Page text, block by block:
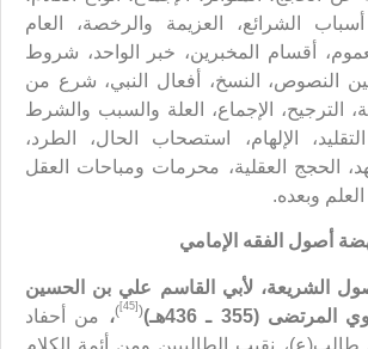
أسباب الشرائع، العزيمة والرخصة، العام
أقسام المخبرين، خبر الواحد، شروط
بين النصوص، النسخ، أفعال النبي، شرع من
الترجيح، الإجماع، العلة والسبب والشرط
الإلهام، استصحاب الحال، الطرد،
الحجج العقلية، محرمات ومباحات العقل
وبعده.
أصول الفقه الإمامي
الشريعة، لأبي القاسم علي بن الحسين
(355 ـ 436هـ)
(
[45]
)، من أحفاد
طالب(ع)، نقيب الطالبيين ومن أئمة الكلام